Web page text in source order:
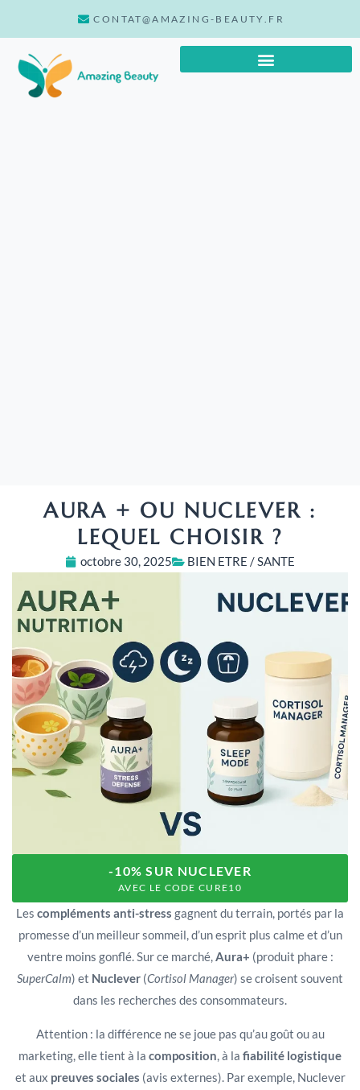
CONTAT@AMAZING-BEAUTY.FR
AURA + OU NUCLEVER :
LEQUEL CHOISIR ?
octobre 30, 2025 BIEN ETRE / SANTE
-10% SUR NUCLEVER
AVEC LE CODE CURE10
Les compléments anti-stress gagnent du terrain, portés par la
promesse d’un meilleur sommeil, d’un esprit plus calme et d’un
ventre moins gonflé. Sur ce marché,Aura+ (produit phare :
SuperCalm) et Nuclever (Cortisol Manager) se croisent souvent
dans les recherches des consommateurs.
Attention : la différence ne se joue pas qu’au goût ou au
marketing, elle tient à la composition , à la fiabilité logistique
et aux preuves sociales (avis externes). Par exemple, Nuclever